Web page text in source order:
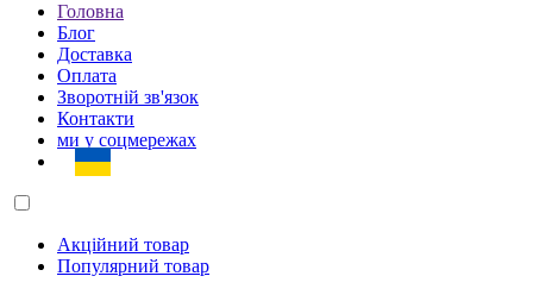
Головна
Блог
Доставка
Оплата
Зворотній зв'язок
Контакти
ми у соцмережах
Акційний товар
Популярний товар